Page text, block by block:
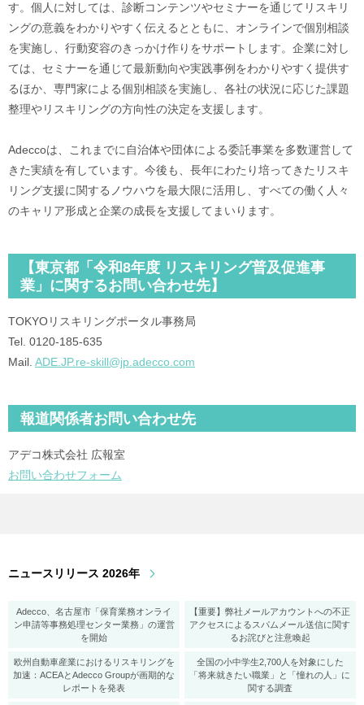
す。個人に対しては、診断コンテンツやセミナーを通じてリスキリ
ングの意義をわかりやすく伝えるとともに、オンラインで個別相談
を実施し、行動変容のきっかけ作りをサポートします。企業に対し
ては、セミナーを通じて最新動向や実践事例をわかりやすく提供す
るほか、専門家による個別相談を実施し、各社の状況に応じた課題
整理やリスキリングの方向性の決定を支援します。
Adeccoは、これまでに自治体や団体による委託事業を多数運営して
きた実績を有しています。今後も、長年にわたり培ってきたリスキ
リング支援に関するノウハウを最大限に活用し、すべての働く人々
のキャリア形成と企業の成長を支援してまいります。
【東京都「令和8年度 リスキリング普及促進事
業」に関するお問い合わせ先】
TOKYOリスキリングポータル事務局
Tel. 0120-185-635
Mail. ADE.JP.re-skill@jp.adecco.com
報道関係者お問い合わせ先
アデコ株式会社 広報室
お問い合わせフォーム
ニュースリリース 2026年
Adecco、名古屋市「保育業務オンライ
ン申請等事務処理センター業務」の運営
を開始
【重要】弊社メールアカウントへの不正
アクセスによるスパムメール送信に関す
るお詫びと注意喚起
欧州自動車産業におけるリスキリングを
加速：ACEAとAdecco Groupが画期的な
レポートを発表
全国の小中学生2,700人を対象にした
「将来就きたい職業」と「憧れの人」に
関する調査